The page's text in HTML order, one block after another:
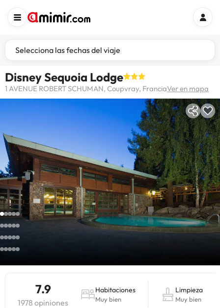
Selecciona las fechas del viaje
Disney Sequoia Lodge
1 AVENUE ROBERT SCHUMAN, Coupvray, FranciaVer en mapa
7.9
1978 opiniones
Habitaciones
Muy bien
Limpieza
Muy bien